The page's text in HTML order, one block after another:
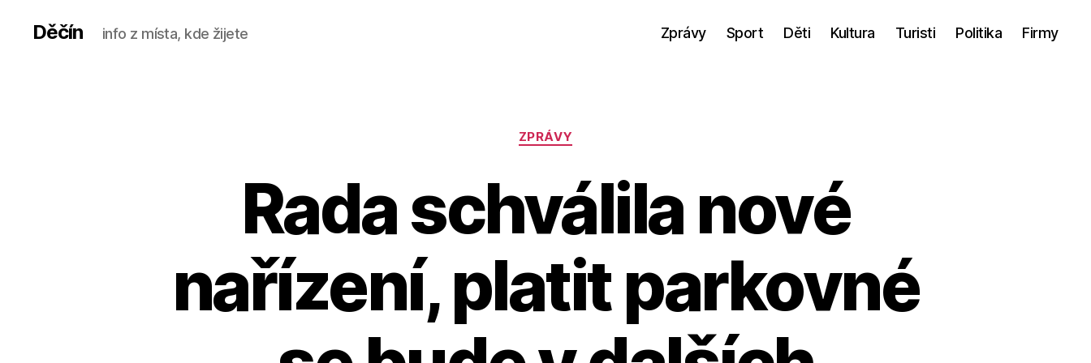
Děčín info z místa, kde žijete Zprávy Sport Děti Kultura Turisti Politika Firmy
Rubriky
ZPRÁVY
Rada schválila nové
nařízení, platit parkovné